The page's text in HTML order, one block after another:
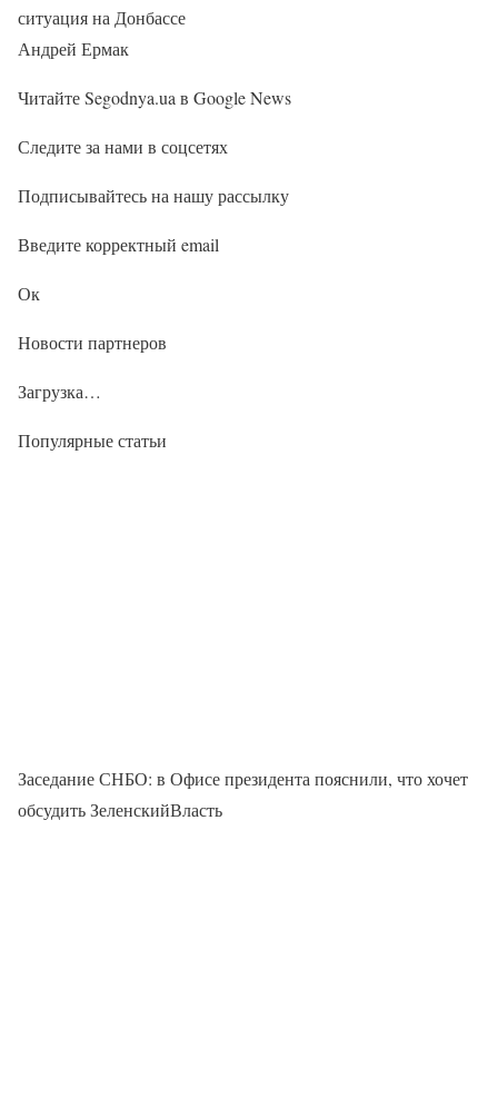
ситуация на Донбассе
Андрей Ермак
Читайте Segodnya.ua в Google News
Следите за нами в соцсетях
Подписывайтесь на нашу рассылку
Введите корректный email
Ок
Новости партнеров
Загрузка…
Популярные статьи
Заседание СНБО: в Офисе президента пояснили, что хочет
обсудить ЗеленскийВласть